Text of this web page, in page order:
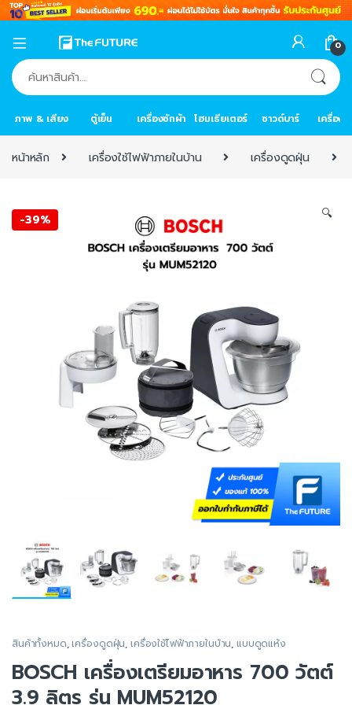
0
ค้นหา:
ภาพ & เสียง ตู้เย็น เครื่องซักผ้า โฮมเธียเตอร์ ซาวด์บาร์ เครื่อง
หน้าหลัก เครื่องใช้ไฟฟ้าภายในบ้าน เครื่องดูดฝุ่น
-39% 🔍
สินค้าทั้งหมด,เครื่องดูดฝุ่น, เครื่องใช้ไฟฟ้าภายในบ้าน,แบบดูดแห้ง
BOSCH เครื่องเตรียมอาหาร 700 วัตต์
3.9 ลิตร รุ่น MUM52120